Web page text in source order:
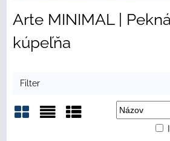
Arte MINIMAL | Pekná
kúpeľňa
Filter